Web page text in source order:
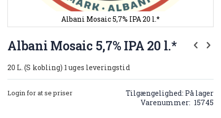
Albani Mosaic 5,7% IPA 20 l.*
til
starten
billedgalleriet
Albani Mosaic 5,7% IPA 20 l.*
20 L. (S kobling) 1 uges leveringstid
Login for at se priser Tilgængelighed: På lager
Varenummer
15745